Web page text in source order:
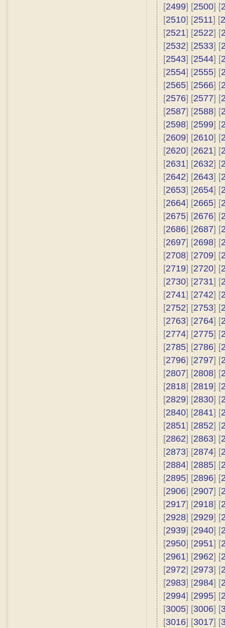
[2499] [2500] [
[2510] [2511] [
[2521] [2522] [
[2532] [2533] [
[2543] [2544] [
[2554] [2555] [
[2565] [2566] [
[2576] [2577] [
[2587] [2588] [
[2598] [2599] [
[2609] [2610] [
[2620] [2621] [
[2631] [2632] [
[2642] [2643] [
[2653] [2654] [
[2664] [2665] [
[2675] [2676] [
[2686] [2687] [
[2697] [2698] [
[2708] [2709] [
[2719] [2720] [
[2730] [2731] [
[2741] [2742] [
[2752] [2753] [
[2763] [2764] [
[2774] [2775] [
[2785] [2786] [
[2796] [2797] [
[2807] [2808] [
[2818] [2819] [
[2829] [2830] [
[2840] [2841] [
[2851] [2852] [
[2862] [2863] [
[2873] [2874] [
[2884] [2885] [
[2895] [2896] [
[2906] [2907] [
[2917] [2918] [
[2928] [2929] [
[2939] [2940] [
[2950] [2951] [
[2961] [2962] [
[2972] [2973] [
[2983] [2984] [
[2994] [2995] [
[3005] [3006] [
[3016] [3017] [